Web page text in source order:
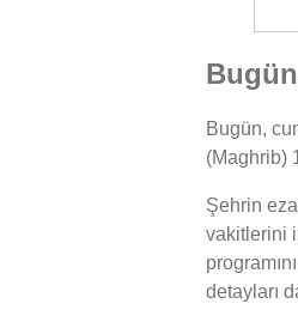
Bugün,
(Maghrib)
Şehrin
vakitlerini
detayları